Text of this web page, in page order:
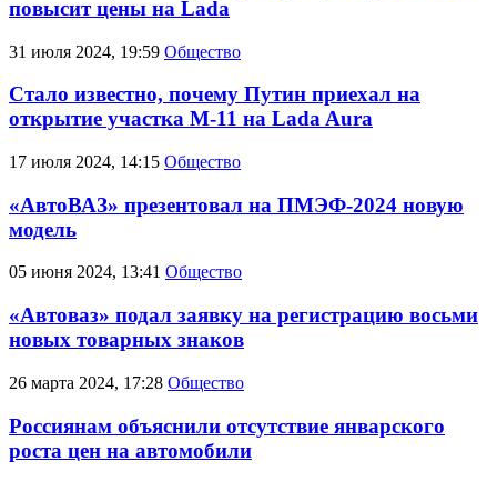
повысит цены на Lada
31 июля 2024, 19:59 Общество
Стало известно, почему Путин приехал на
открытие участка М-11 на Lada Aura
17 июля 2024, 14:15 Общество
«АвтоВАЗ» презентовал на ПМЭФ-2024 новую
модель
05 июня 2024, 13:41 Общество
«Автоваз» подал заявку на регистрацию восьми
новых товарных знаков
26 марта 2024, 17:28 Общество
Россиянам объяснили отсутствие январского
роста цен на автомобили